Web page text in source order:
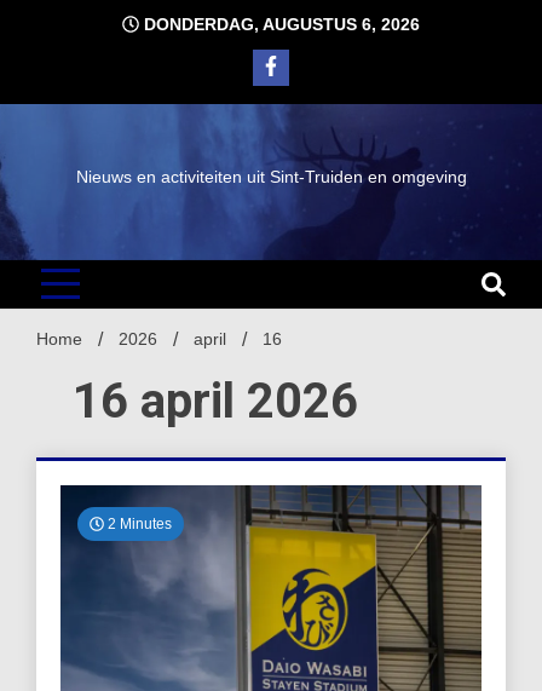
DONDERDAG, AUGUSTUS 6, 2026
Nieuws en activiteiten uit Sint-Truiden en omgeving
Home 2026 april 16
16 april 2026
2 Minutes